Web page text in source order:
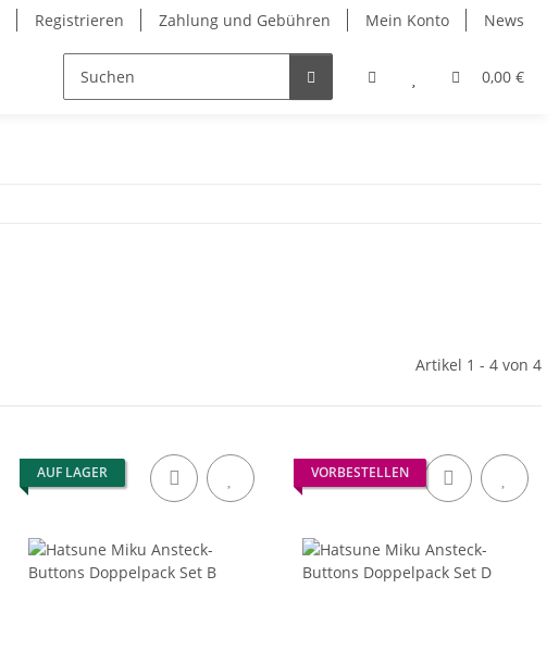
Registrieren Zahlung und Gebühren Mein Konto News
0,00 €
Artikel 1 - 4 von 4
AUF LAGER VORBESTELLEN